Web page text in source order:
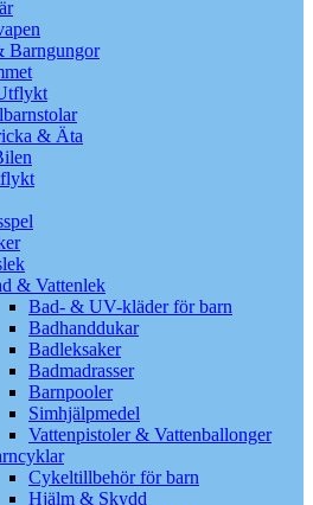
Barngungor
& Äta
& Vattenlek
Bad- & UV-kläder för barn
Badhanddukar
Badleksaker
Badmadrasser
Barnpooler
Simhjälpmedel
Vattenpistoler & Vattenballonger
Cykeltillbehör för barn
Hjälm & Skydd